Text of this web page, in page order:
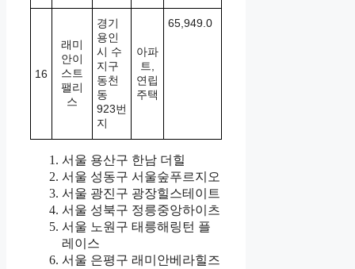
16
래미
안이
스트
팰리
스
경기
용인
시 수
지구
동천
동
923번
지
아파
트,
연립
주택
65,949.0
서울 용산구 한남 더힐
서울 성동구 서울숲푸르지오
서울 광진구 광장힐스테이트
서울 성북구 정릉중앙하이츠
서울 노원구 태릉해링턴 플
레이스
서울 은평구 래미안베라힐즈